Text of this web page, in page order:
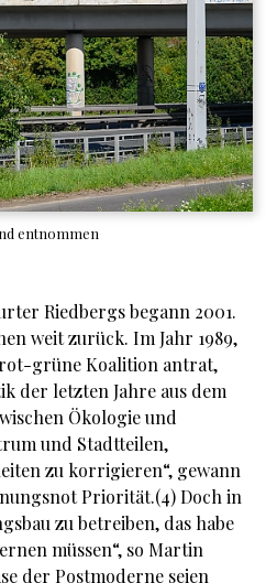
entnommen
Riedbergs begann 2001.
weit zurück. Im Jahr 1989,
grüne Koalition antrat,
der letzten Jahre aus dem
Ökologie und
und Stadtteilen,
zu korrigieren“, gewann
Priorität.(4) Doch in
zu betreiben, das habe
müssen“, so Martin
der Postmoderne seien